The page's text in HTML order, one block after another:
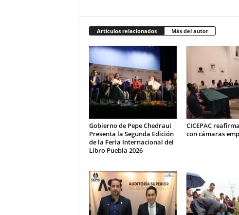
Artículos relacionados Más del autor
Gobierno de Pepe Chedraui
Presenta la Segunda Edición
de la Feria Internacional del
Libro Puebla 2026
CICEPAC
con cámaras